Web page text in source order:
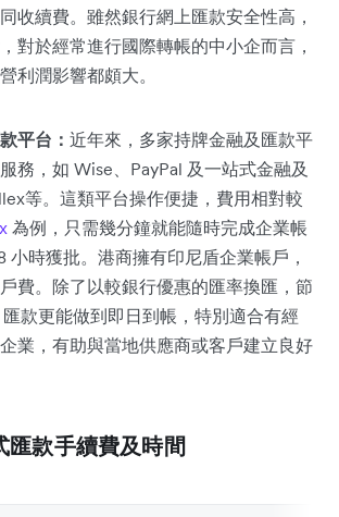
收續費。雖然銀行網上匯款安全性高，
對於經常進行國際轉帳的中小企而言，
利潤影響都頗大。
平台： 近年來，多家持牌金融及匯款平
務，如 Wise、PayPal 及一站式金融及
等。這類平台操作便捷，費用相對較
為例，只需幾分鐘就能隨時完成企業帳
小時獲批。港商擁有印尼盾企業帳戶，
費。除了以較銀行優惠的匯率換匯，節
款更能做到即日到帳，特別適合有經
業，有助與當地供應商或客戶建立良好
匯款手續費及時間